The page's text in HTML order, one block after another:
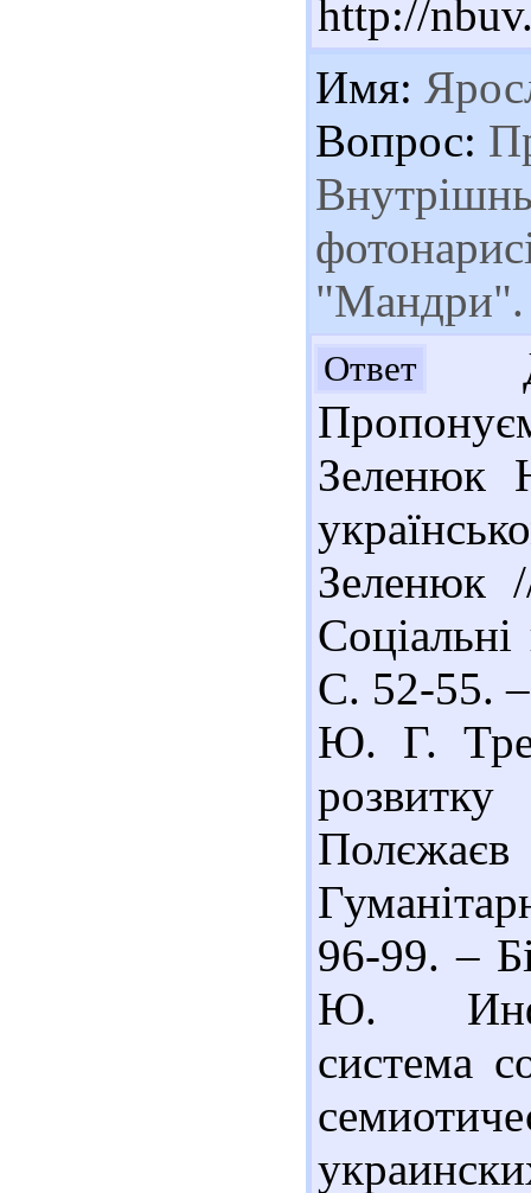
http://
Имя:
Вопрос:
"Мандри".
Ответ
Зеленюк
Зеленюк
С. 52-55. –
Ю. Г.
Полєжаєв
96-99. –
Ю.
система